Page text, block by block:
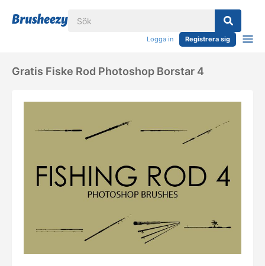
Logga in Registrera sig
Gratis Fiske Rod Photoshop Borstar 4